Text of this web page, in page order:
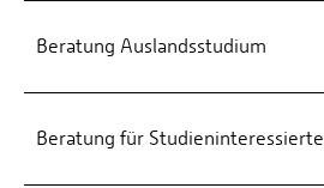
Beratung Auslandsstudium
Beratung für Studieninteressierte